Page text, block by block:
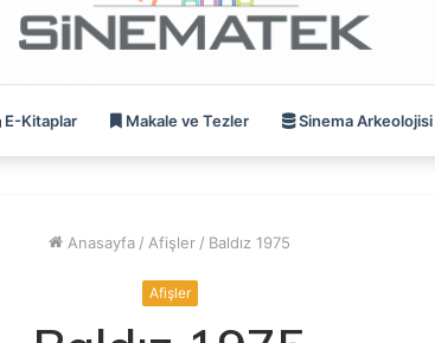
E-Kitaplar Makale ve Tezler Sinema Arkeolojisi
Anasayfa / Afişler / Baldız 1975
Afişler